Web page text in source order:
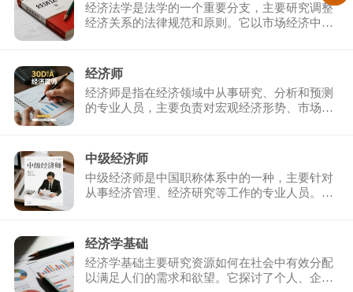
经济法学是法学的一个重要分支，主要研究调整
经济关系的法律规范和原则。它以市场经济中的
经济师
经济师是指在经济领域中从事研究、分析和预测
的专业人员，主要负责对宏观经济形势、市场动
中级经济师
中级经济师是中国职称体系中的一种，主要针对
从事经济管理、经济研究等工作的专业人员。获
经济学基础
经济学基础主要研究资源如何在社会中有效分配
以满足人们的需求和欲望。它探讨了个人、企